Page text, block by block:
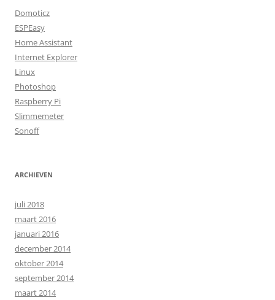
Domoticz
ESPEasy
Home Assistant
Internet Explorer
Linux
Photoshop
Raspberry Pi
Slimmemeter
Sonoff
ARCHIEVEN
juli 2018
maart 2016
januari 2016
december 2014
oktober 2014
september 2014
maart 2014